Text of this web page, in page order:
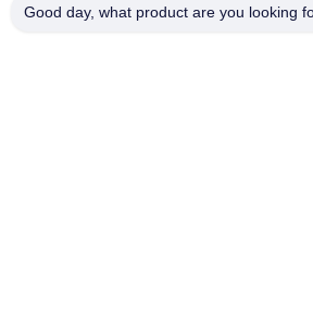
Good day, what product are you looking